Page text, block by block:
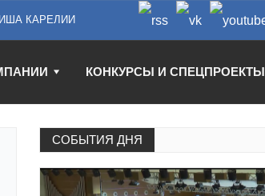
КАРЕЛИИ
КОНКУРСЫ И СПЕЦПРОЕКТЫ
СОБЫТИЯ ДНЯ